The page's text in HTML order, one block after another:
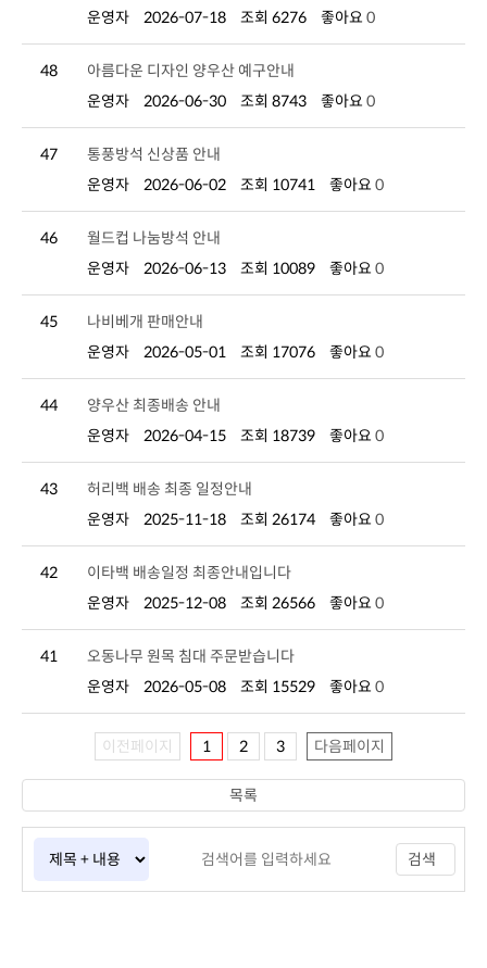
운영자
2026-07-18 조회 6276 좋아요 0
48
아름다운 디자인 양우산 예구안내
운영자
2026-06-30 조회 8743 좋아요 0
47
통풍방석 신상품 안내
운영자
2026-06-02 조회 10741 좋아요 0
46
월드컵 나눔방석 안내
운영자
2026-06-13 조회 10089 좋아요 0
45
나비베개 판매안내
운영자
2026-05-01 조회 17076 좋아요 0
44
양우산 최종배송 안내
운영자
2026-04-15 조회 18739 좋아요 0
43
허리백 배송 최종 일정안내
운영자
2025-11-18 조회 26174 좋아요 0
42
이타백 배송일정 최종안내입니다
운영자
2025-12-08 조회 26566 좋아요 0
41
오동나무 원목 침대 주문받습니다
운영자
2026-05-08 조회 15529 좋아요 0
이전페이지 1 2 3 다음페이지
검색
목록